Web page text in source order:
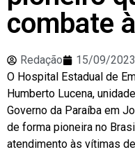
combate
Redação
15/09/2023
O Hospital Estadual de
Humberto Lucena,
Governo da Paraíba em
de forma pioneira no
atendimento às vítimas